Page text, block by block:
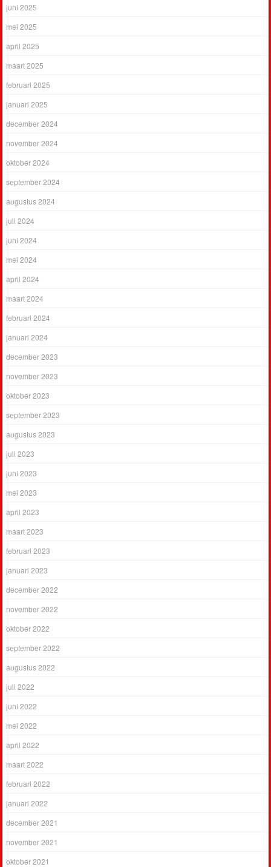
juni 2025
mei 2025
april 2025
maart 2025
februari 2025
januari 2025
december 2024
november 2024
oktober 2024
september 2024
augustus 2024
juli 2024
juni 2024
mei 2024
april 2024
maart 2024
februari 2024
januari 2024
december 2023
november 2023
oktober 2023
september 2023
augustus 2023
juli 2023
juni 2023
mei 2023
april 2023
maart 2023
februari 2023
januari 2023
december 2022
november 2022
oktober 2022
september 2022
augustus 2022
juli 2022
juni 2022
mei 2022
april 2022
maart 2022
februari 2022
januari 2022
december 2021
november 2021
oktober 2021